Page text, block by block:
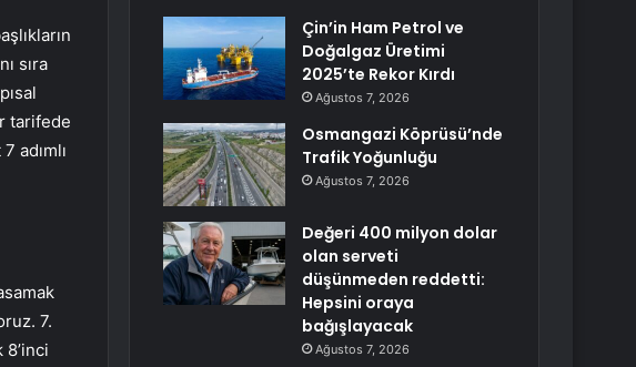
sıra
tarifede
adımlı
7.
Çin’in Ham Petrol ve
Doğalgaz Üretimi
2025’te Rekor Kırdı
Ağustos 7, 2026
Osmangazi Köprüsü’nde
Trafik Yoğunluğu
Ağustos 7, 2026
Değeri 400 milyon dolar
olan serveti
düşünmeden reddetti:
Hepsini oraya
bağışlayacak
Ağustos 7, 2026